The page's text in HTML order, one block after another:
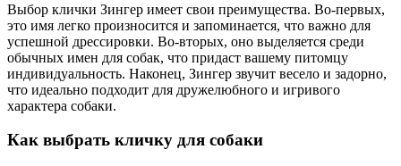
Выбор клички Зингер имеет свои преимущества. Во-первых,
это имя легко произносится и запоминается, что важно для
успешной дрессировки. Во-вторых, оно выделяется среди
обычных имен для собак, что придаст вашему питомцу
индивидуальность. Наконец, Зингер звучит весело и задорно,
что идеально подходит для дружелюбного и игривого
характера собаки.
Как выбрать кличку для собаки